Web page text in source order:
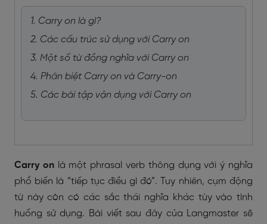
1. Carry on là gì?
2. Các cấu trúc sử dụng với Carry on
3. Một số từ đồng nghĩa với Carry on
4. Phân biệt Carry on và Carry-on
5. Các bài tập vận dụng với Carry on
Carry onlà một phrasal verb thông dụng với ý nghĩa
phổ biến là “tiếp tục điều gì đó”. Tuy nhiên, cụm động
từ này còn có các sắc thái nghĩa khác tùy vào tình
huống sử dụng. Bài viết sau đây của Langmaster sẽ